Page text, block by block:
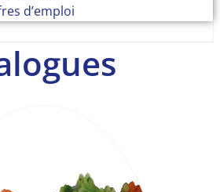
d’emploi